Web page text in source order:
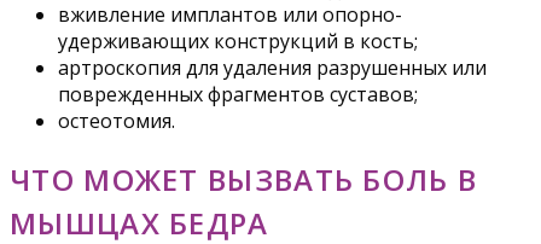
вживление имплантов или опорно-
удерживающих конструкций в кость;
артроскопия для удаления разрушенных или
поврежденных фрагментов суставов;
остеотомия.
ЧТО МОЖЕТ ВЫЗВАТЬ БОЛЬ В
МЫШЦАХ БЕДРА